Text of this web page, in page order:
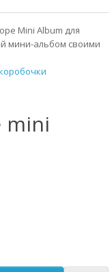
Mini Album для
мини-альбом своими
mini